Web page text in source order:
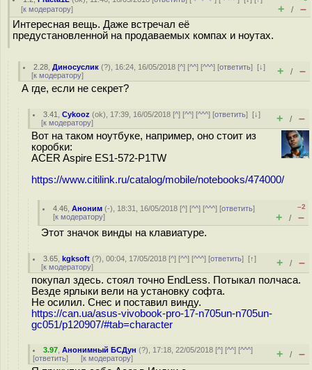
[к модератору] + / –
Интересная вещь. Даже встречал её
предустановленной на продаваемых компах и ноутах.
2.28 ,Диносуслик (?), 16:24, 16/05/2018 [^] [^^] [^^^] [ответить][↓]
[к модератору] + / –
А где, если не секрет?
3.41 ,Cykooz (ok), 17:39, 16/05/2018 [^] [^^] [^^^] [ответить][↓]
[к модератору] + / –
Вот на таком ноутбуке, например, оно стоит из
коробки:
ACER Aspire ES1-572-P1TW
https://www.citilink.ru/catalog/mobile/notebooks/474000/
4.46 ,Аноним (-), 18:31, 16/05/2018 [^] [^^] [^^^] [ответить]
[к модератору]
–2
+ / –
Этот значок винды на клавиатуре.
3.65 ,kgksoft (?), 00:04, 17/05/2018 [^] [^^] [^^^] [ответить][↑]
[к модератору] + / –
покупал здесь. стоял точно EndLess. Потыкал полчаса.
Везде ярлыки вели на установку софта.
Не осилил. Снес и поставил винду.
https://can.ua/asus-vivobook-pro-17-n705un-n705un-
gc051/p120907/#tab=character
3.97 ,Анонимный БСДун (?), 17:18, 22/05/2018 [^] [^^] [^^^]
[ответить] [к модератору] + / –